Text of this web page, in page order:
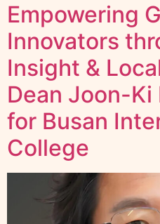
Empowering
Innovators
Insight &
Dean Joon-Ki
for Busan
College